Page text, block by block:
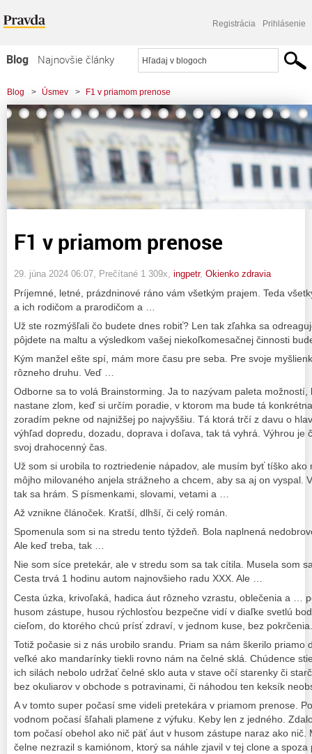
Registrácia Prihlásenie
Blog
Najnovšie články
Najčítanejšie články
Najkomentovanejšie články
Zoznam blogov
Komerčné blogy
Blog > Úsmev > F1 v priamom prenose
F1 v priamom prenose
29. júna 2024 06:07 , Prečítané 1 309x, ingpetr, Okienko zdravia
Príjemné, letné, prázdninové ráno vám všetkým prajem. Teda
a ich rodičom a prarodičom a …
Už ste rozmýšľali čo budete dnes robiť? Len tak zľahka sa
pôjdete na maltu a výsledkom vašej niekoľkomesačnej činnosti
Kým manžel ešte spí, mám more času pre seba. Pre svoje
rôzneho druhu. Veď …
Odborne sa to volá Brainstorming. Ja to nazývam paleta možností,
nastane zlom, keď si určím poradie, v ktorom ma bude tá
zoradím pekne od najnižšej po najvyššiu. Tá ktorá trčí z davu o
výhľad dopredu, dozadu, doprava i doľava, tak tá vyhrá. Výhrou je
svoj drahocenný čas.
Už som si urobila to roztriedenie nápadov, ale musím byť tíško ako
môjho milovaného anjela strážneho a chcem, aby sa aj on vyspal.
tak sa hrám. S písmenkami, slovami, vetami a …
Až vznikne článoček. Kratší, dlhší, či celý román.
Spomenula som si na stredu tento týždeň. Bola naplnená
Ale keď treba, tak …
Nie som síce pretekár, ale v stredu som sa tak cítila. Musela som
Cesta trvá 1 hodinu autom najnovšieho radu XXX. Ale …
Cesta úzka, krivoľaká, hadica áut rôzneho vzrastu, oblečenia a …
husom zástupe, husou rýchlosťou bezpečne vidí v diaľke svetlú
cieľom, do ktorého chcú prísť zdraví, v jednom kuse, bez pokrčenia.
Totiž počasie si z nás urobilo srandu. Priam sa nám škerilo priamo
veľké ako mandarínky tiekli rovno nám na čelné sklá. Chúdence
ich silách nebolo udržať čelné sklo auta v stave očí starenky či
bez okuliarov v obchode s potravinami, či náhodou ten keksík
A v tomto super počasí sme videli pretekára v priamom prenose.
vodnom počasí šľahali plamene z výfuku. Keby len z jedného.
tom počasí obehol ako nič päť áut v husom zástupe naraz ako nič.
čelne nezrazil s kamiónom, ktorý sa náhle zjavil v tej clone a